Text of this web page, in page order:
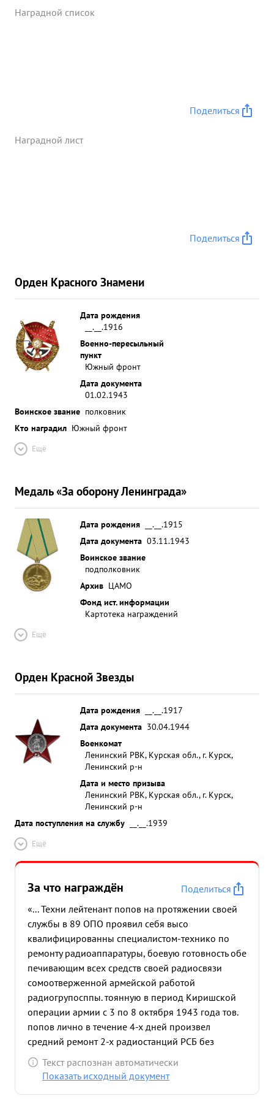
районе хутор Воинки тов Попов совместно с
награжден "орденом" Красная Звезда" ...»
Наградной список
Поделиться
Наградной лист
Поделиться
Орден Красного Знамени
Дата рождения
__.__.1916
Военно-пересыльный
пункт
Южный фронт
Дата документа
01.02.1943
Воинское звание полковник
Кто наградил Южный фронт
Ещё
Медаль «За оборону Ленинграда»
Дата рождения
__.__.1915
Дата документа 03.11.1943
Воинское звание
подполковник
Архив ЦАМО
Фонд ист. информации
Картотека награждений
Ещё
Орден Красной Звезды
Дата рождения
__.__.1917
Дата документа 30.04.1944
Военкомат
Ленинский РВК, Курская обл., г. Курск,
Ленинский р-н
Дата и место призыва
Ленинский РВК, Курская обл., г. Курск,
Ленинский р-н
Дата поступления на службу
__.__.1939
Ещё
За что награждён
Поделиться
«... Техни лейтенант попов на протяжении своей
службы в 89 ОПО проявил себя высо
квалифицированны специалистом-технико по
ремонту радиоаппаратуры, боевую готовность обе
печивающим всех средств своей радиосвязи
сомоотверженной армейской работой
радиогрупосппы. тоянную в период Киришской
операции армии с 3 по 8 октября 1943 года тов.
попов лично в течение 4-х дней произвел
средний ремонт 2-х радиостанций РСБ без
прекращения их работы в радиосетях. Ремонт
произведен высококачественно и раньше
Текст распознан автоматически
Показать исходный документ